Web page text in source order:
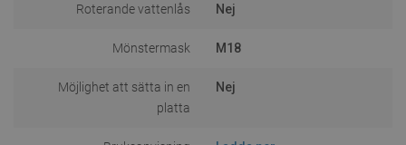
Roterande vattenlås Nej
Mönstermask M18
Möjlighet att sätta in en
platta
Nej